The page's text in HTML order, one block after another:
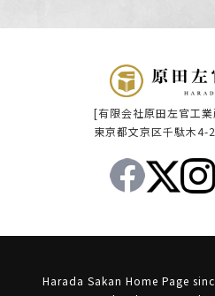
[有限会社原田左官工
東京都文京区千駄木
Harada Sakan Home Page